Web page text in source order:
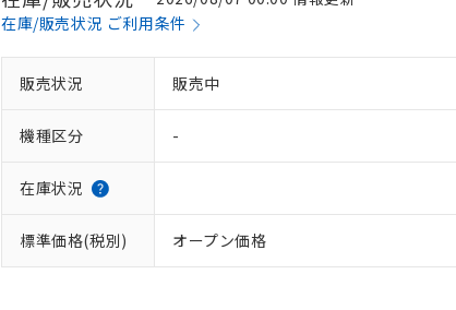
在庫/販売状況 ご利用条件
販売状況 販売中
機種区分 -
在庫状況
標準価格(税別) オープン価格